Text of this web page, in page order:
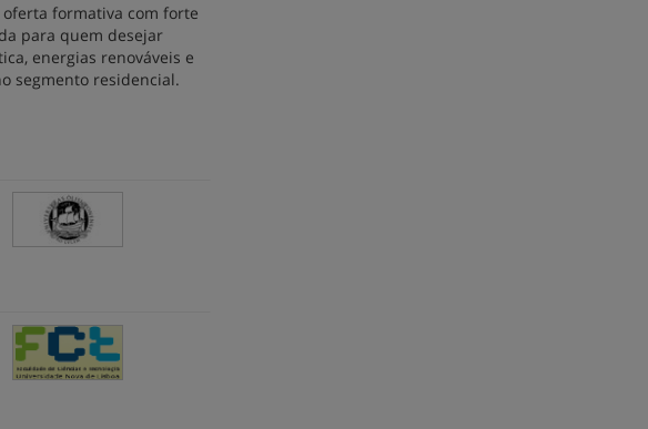
formativa com forte
para quem desejar
energias renováveis e
segmento residencial.